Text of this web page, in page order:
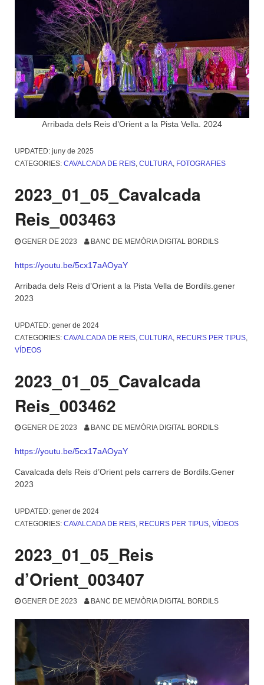
Arribada dels Reis d’Orient a la Pista Vella. 2024
UPDATED: juny de 2025
CATEGORIES: CAVALCADA DE REIS, CULTURA, FOTOGRAFIES
2023_01_05_Cavalcada
Reis_003463
GENER DE 2023 BANC DE MEMÒRIA DIGITAL BORDILS
https://youtu.be/5cx17aAOyaY
Arribada dels Reis d’Orient a la Pista Vella de Bordils.gener
2023
UPDATED: gener de 2024
CATEGORIES: CAVALCADA DE REIS CULTURA RECURS PER TIPUS
VÍDEOS
2023_01_05_Cavalcada
Reis_003462
GENER DE 2023 BANC DE MEMÒRIA DIGITAL BORDILS
https://youtu.be/5cx17aAOyaY
Cavalcada dels Reis d’Orient pels carrers de Bordils.Gener
2023
UPDATED: gener de 2024
CATEGORIES: CAVALCADA DE REIS, RECURS PER TIPUS, VÍDEOS
2023_01_05_Reis
d’Orient_003407
GENER DE 2023 BANC DE MEMÒRIA DIGITAL BORDILS